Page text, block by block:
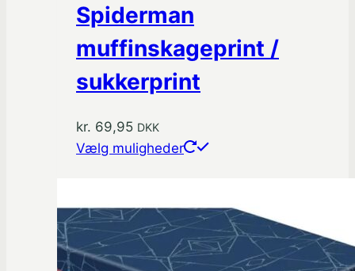
Spiderman
muffinskageprint /
sukkerprint
kr. 69,95 DKK
Vælg muligheder
Dette
flere
varianter.
Mulighederne